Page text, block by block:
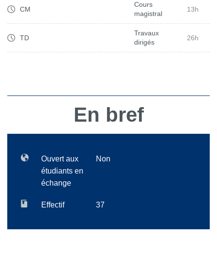
CM
Cours
magistral
13h
TD
Travaux
dirigés
26h
En bref
Ouvert aux
étudiants en
échange
Non
Effectif 37